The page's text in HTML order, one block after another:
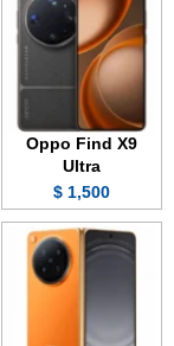
Oppo Find X9
Ultra
1,500 $